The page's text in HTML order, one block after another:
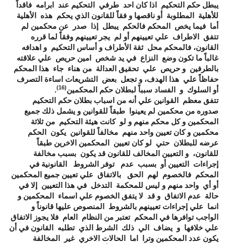
يبطل حكم التحكيم اذا كان احد طرفي التحكيم عند ابرامه فاقداً
للأهلية المطلوبة أو ناقصها و فقاً للقانون الذي يحكم هذه الأهلية
أما فيما يخص المحكم فالحكم يبطل إذا صدر عن محكمين لم
تتفق الاطراف علي تعيينهم أو لم يجر تعيينهم وفقاً لما قرره
القانون، فالمحكم محل ثقة الأطراف و أساس التحكيم و اهدافه
غالباً ما تكون وضع النزاع في يد شخص امين حريص علي علاقته
بالطرفين و حريص علي تحقيق العدالة من هناء جاء هذا المحكم
حفاظاً علي هذا الهدف، و تجعل بعض التشريعات اساءة التصرف
أو السلوك و الفساد سبباً لبطلان حكم المحكمين(16)
.
تتفق معظم القوانين علي أنه من اسباب بطلان حكم التحكيم
صدوره من محكمين لم يعينوا طبقاً للقوانين و يشمل ذلك جميع
المحكمين و كل محكم منهم و لو كانت هيئة التحكيم من ثلاثة
محكمين و كان تعيين واحد منهم مخالفاً للقوانين يكون الحكم
عرضه للبطلان حتي لو كان تعيين المحكمين الاخرين طبقاً
للقانون، و التعيين المخالف للقانون قد يكون بسبب مخالفة
إجراءات التعيين أو بسبب عدم توفر الشروط القانونية في
المحكم فالخصوم لهم الحق بالاتفاق علي تعيين جميع المحكمين
أو أي واحد منهم و ليس للمحكمة التدخل في هذا التعيين إلا في
حالة عدم الاتفاق و قد لا يتفق الخصوم علي اسماء المحكمين و
انما علي إجراءات تعيينهم بالشروط المنصوص عليها قانوناً و
الواجب توافرها في المحكم تعتبر من النظام العام فلا يجوز الاتفاق
علي خلافها و يضاف الي ذلك الشرط الذي تطلبه القانون في أن
يكون عدد المحكمين وترا اما الحالات الاخري غير المخالفة